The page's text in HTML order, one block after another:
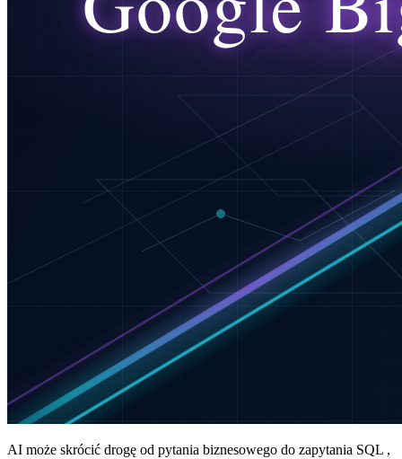
AI może skrócić drogę od pytania biznesowego do zapytania SQL ,